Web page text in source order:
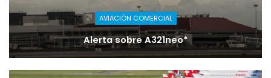
AVIACIÓN COMERCIAL
Alerta sobre A321neo*